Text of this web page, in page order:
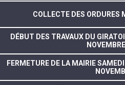
COLLECTE DES ORDURES
DÉBUT DES TRAVAUX DU
FERMETURE DE LA MAIRIE